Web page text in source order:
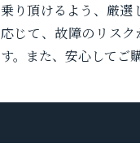
乗り頂けるよう、厳選
応じて、故障のリス
す。また、安心してご